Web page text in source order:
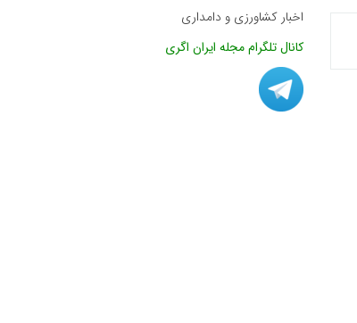
اخبار کشاورزی و دامداری
کانال تلگرام مجله ایران اگری